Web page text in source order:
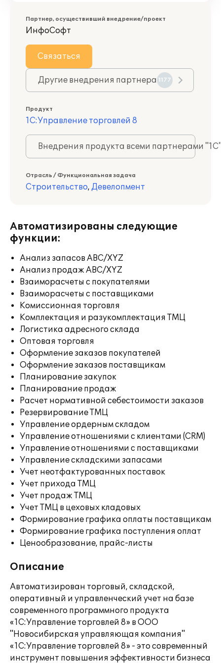
Партнер, осуществивший внедрение/проект
ИнфоСофт
Связаться
Другие внедрения партнера 1177
Продукт
1С:Управление торговлей 8
Внедрения продукта всеми партнерами
Отрасль / Функциональная задача
Строительство, Девелопмент
Автоматизированы следующие
функции:
Анализ запасов ABC/XYZ
Анализ продаж ABC/XYZ
Взаиморасчеты с покупателями
Взаиморасчеты с поставщиками
Комиссионная торговля
Комплектация и разукомплектация ТМЦ
Логистика адресного склада
Оптовая торговля
Оформление заказов покупателей
Оформление заказов поставщикам
Планирование закупок
Планирование продаж
Расчет нормативной себестоимости заказов
Резервирование ТМЦ
Управление ордерным складом
Управление отношениями с клиентами (CRM)
Управление отношениями с поставщиками
Управление складскими запасами
Учет неотфактурованных поставок
Учет прихода ТМЦ
Учет продаж ТМЦ
Учет ТМЦ в цеховых кладовых
Формирование графика оплаты поставщикам
Формирование графика поступления оплат
Ценообразование, прайс-листы
Описание
Автоматизирован торговый, складской,
оперативный и управленческий учет на базе
современного программного продукта
«1С:Управление торговлей 8» в ООО
"Новосибирская управляющая компания"
«1С:Управление торговлей 8» - это современный
инструмент повышения эффективности бизнеса